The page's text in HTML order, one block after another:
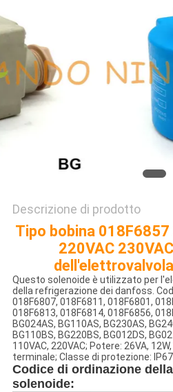
POLITICA
SULLA
PRIVACY
Descrizione di prodotto
Tipo bobina 018F6857
220VAC
Questo solenoide è utilizzato per
della refrigerazione dei danfoss.
018F6807, 018F6811, 018F6801,
018F6813, 018F6814, 018F6856,
BG024AS, BG110AS, BG230AS,
BG110BS, BG220BS, BG012DS,
110VAC, 220VAC; Potere: 26VA,
terminale; Classe di protezione:
Codice di ordinazione
solenoide: